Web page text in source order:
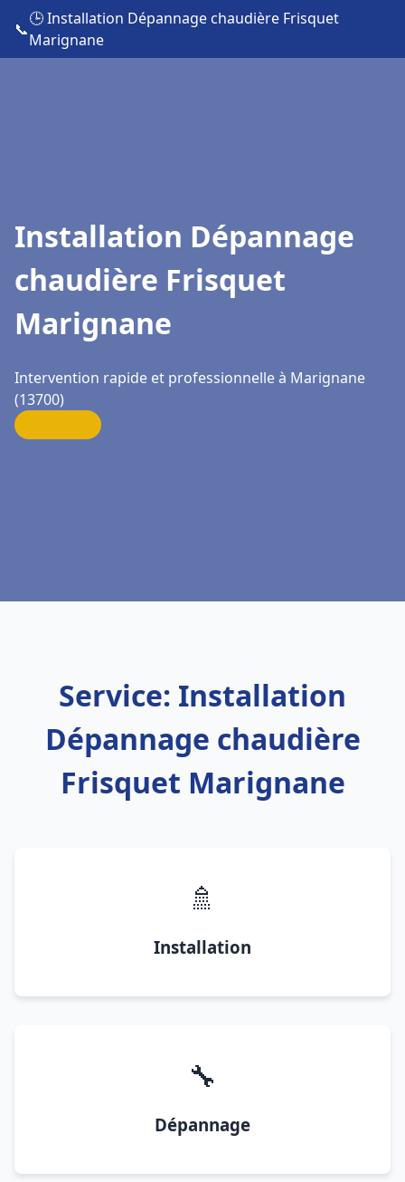
📞
🕒 Installation Dépannage chaudière Frisquet
Marignane
Installation Dépannage
chaudière Frisquet
Marignane
Intervention rapide et professionnelle à Marignane
(13700)
Service: Installation
Dépannage chaudière
Frisquet Marignane
🚿
Installation
🔧
Dépannage